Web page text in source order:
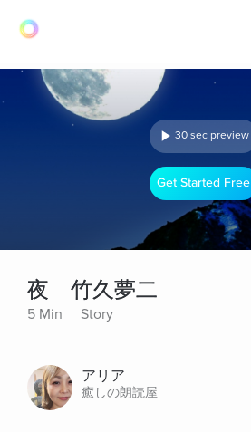
30 sec preview
Get Started Free
夜 竹久夢二
5 Min Story
アリア
癒しの朗読屋